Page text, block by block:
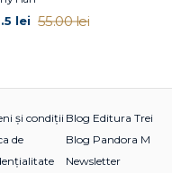
lei 55.00 lei
și condiții
de
Blog Editura Trei
Blog Pandora M
Newsletter